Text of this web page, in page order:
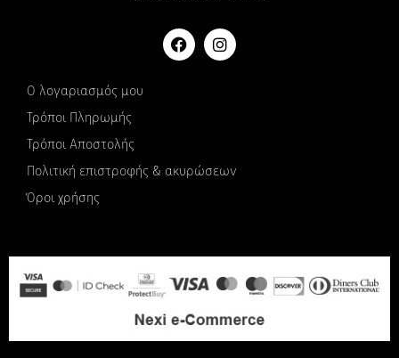
Ο λογαριασμός μου
Τρόποι Πληρωμής
Τρόποι Αποστολής
Πολιτική επιστροφής & ακυρώσεων
Όροι χρήσης